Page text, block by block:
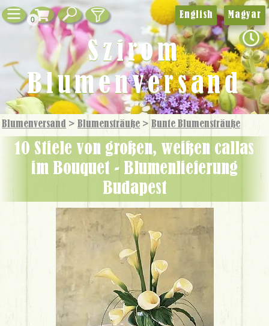
0
Blumenversand > Blumensträuße > Bunte Blumensträuße
10 Stiele von großen, weißen callas
im Bouquet - Blumenlieferung
Budapest
English Magyar
Szirom
Blumenversand